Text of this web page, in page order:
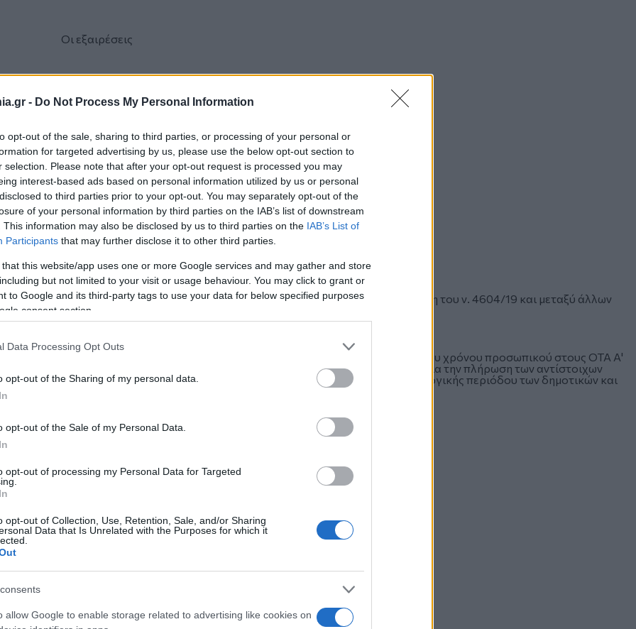
- Do Not Process My Personal Information
opt-out of the sale, sharing to third parties, or processing of your personal or
for targeted advertising by us, please use the below opt-out section to
selection. Please note that after your opt-out request is processed you may
interest-based ads based on personal information utilized by us or personal
to third parties prior to your opt-out. You may separately opt-out of the
of your personal information by third parties on the IAB’s list of downstream
This information may also be disclosed by us to third parties on the IAB’s List of
Participants that may further disclose it to other third parties.
that this website/app uses one or more Google services and may gather and store
but not limited to your visit or usage behaviour. You may click to grant or
to Google and its third-party tags to use your data for below specified purposes
consent section.
Data Processing Opt Outs
opt-out of the Sharing of my personal data.
opt-out of the Sale of my Personal Data.
opt-out of processing my Personal Data for Targeted
opt-out of Collection, Use, Retention, Sale, and/or Sharing
Data that Is Unrelated with the Purposes for which it
allow Google to enable storage related to advertising like cookies on
Οι εξαιρέσεις
Ο κανόνας έχει και τις εξαιρέσεις του ειδικά μετά την πρόσφατη ψήφιση του ν. 4604/19 και μεταξύ άλλων
είναι οι εξής:
Οι διορισμοί και οι προσλήψεις μονίμου και ιδιωτικού δικαίου αορίστου χρόνου προσωπικού στους ΟΤΑ Α'
και Β' βαθμού και τα νομικά πρόσωπα αυτών, εφόσον οι προκηρύξεις για την πλήρωση των αντίστοιχων
θέσεων δημοσιεύθηκαν από το ΑΣΕΠ, πριν από την έναρξη της προεκλογικής περιόδου των δημοτικών και